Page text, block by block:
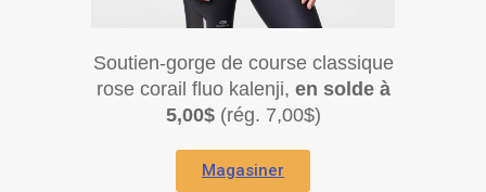
Soutien-gorge de course classique
rose corail fluo kalenji, en solde à
5,00$(rég. 7,00$)
Magasiner